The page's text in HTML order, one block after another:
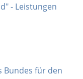
- Leistungen
Bundes für den